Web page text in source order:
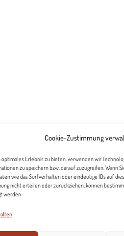
Cookie-Zustimmung
optimales Erlebnis zu bieten, verwenden wir
zu speichern bzw. darauf zuzugreifen. Wenn
wie das Surfverhalten oder eindeutige IDs auf
nicht erteilen oder zurückziehen, können
werden.